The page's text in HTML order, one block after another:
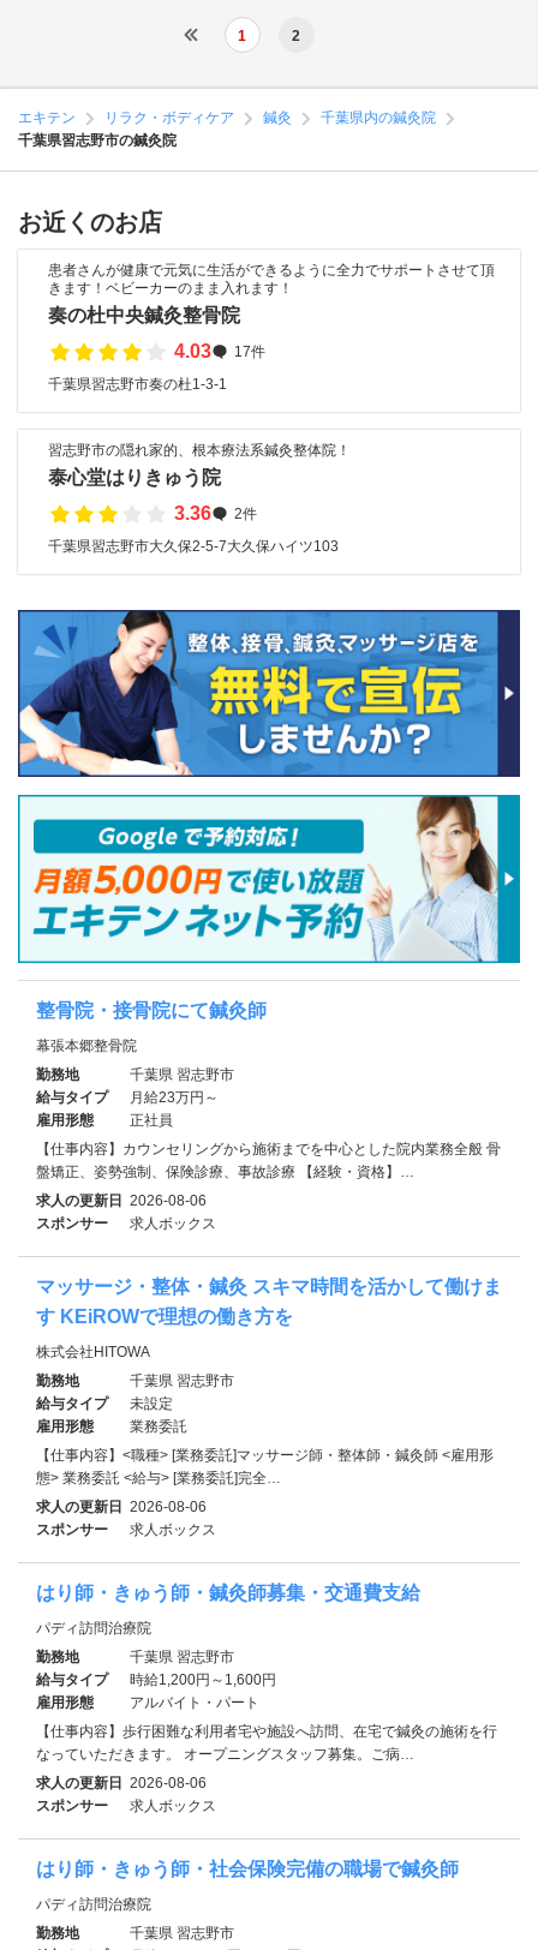
1 2
エキテン リラク・ボディケア 鍼灸
千葉県内の鍼灸院
千葉県習志野市の鍼灸院
お近くのお店
患者さんが健康で元気に生活ができるように全力でサポートさせて頂
きます！ベビーカーのまま入れます！
奏の杜中央鍼灸整骨院
4.03
17件
千葉県習志野市奏の杜1-3-1
習志野市の隠れ家的、根本療法系鍼灸整体院！
泰心堂はりきゅう院
3.36
2件
千葉県習志野市大久保2-5-7大久保ハイツ103
整骨院・接骨院にて鍼灸師
幕張本郷整骨院
勤務地
千葉県 習志野市
給与タイプ
月給23万円～
雇用形態
正社員
【仕事内容】カウンセリングから施術までを中心とした院内業務全般 骨
盤矯正、姿勢強制、保険診療、事故診療 【経験・資格】…
求人の更新日 2026-08-06
スポンサー
求人ボックス
マッサージ・整体・鍼灸 スキマ時間を活かして働けま
す KEiROWで理想の働き方を
株式会社HITOWA
勤務地
千葉県 習志野市
給与タイプ
未設定
雇用形態
業務委託
【仕事内容】<職種> [業務委託]マッサージ師・整体師・鍼灸師 <雇用形
態> 業務委託 <給与> [業務委託]完全…
求人の更新日 2026-08-06
スポンサー
求人ボックス
はり師・きゅう師・鍼灸師募集・交通費支給
パディ訪問治療院
勤務地
千葉県 習志野市
給与タイプ
時給1,200円～1,600円
雇用形態
アルバイト・パート
【仕事内容】歩行困難な利用者宅や施設へ訪問、在宅で鍼灸の施術を行
なっていただきます。 オープニングスタッフ募集。ご病…
求人の更新日 2026-08-06
スポンサー
求人ボックス
はり師・きゅう師・社会保険完備の職場で鍼灸師
パディ訪問治療院
勤務地
千葉県 習志野市